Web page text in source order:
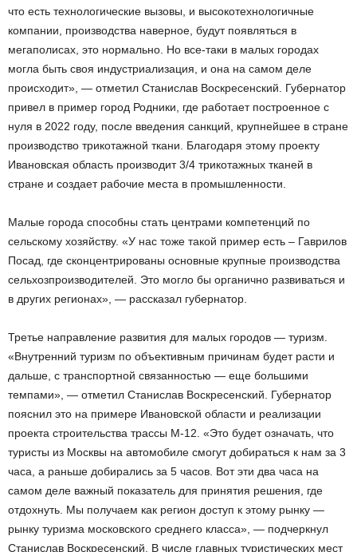
что есть технологические вызовы, и высокотехнологичные
компании, производства наверное, будут появляться в
мегаполисах, это нормально. Но все-таки в малых городах
могла быть своя индустриализация, и она на самом деле
происходит», — отметил Станислав Воскресенский. Губернатор
привел в пример город Родники, где работает построенное с
нуля в 2022 году, после введения санкций, крупнейшее в стране
производство трикотажной ткани. Благодаря этому проекту
Ивановская область производит 3/4 трикотажных тканей в
стране и создает рабочие места в промышленности.
Малые города способны стать центрами компетенций по
сельскому хозяйству. «У нас тоже такой пример есть – Гаврилов
Посад, где сконцентрированы основные крупные производства
сельхозпроизводителей. Это могло бы органично развиваться и
в других регионах», — рассказал губернатор.
Третье направление развития для малых городов — туризм.
«Внутренний туризм по объективным причинам будет расти и
дальше, с транспортной связанностью — еще большими
темпами», — отметил Станислав Воскресенский. Губернатор
пояснил это на примере Ивановской области и реализации
проекта строительства трассы М-12. «Это будет означать, что
туристы из Москвы на автомобиле смогут добираться к нам за 3
часа, а раньше добирались за 5 часов. Вот эти два часа на
самом деле важный показатель для принятия решения, где
отдохнуть. Мы получаем как регион доступ к этому рынку —
рынку туризма московского среднего класса», — подчеркнул
Станислав Воскресенский. В числе главных туристических мест